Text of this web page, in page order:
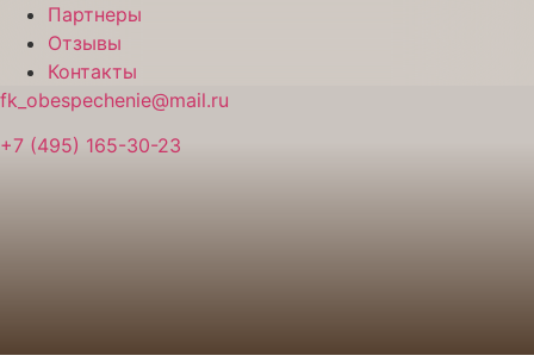
Партнеры
Отзывы
Контакты
fk_obespechenie@mail.ru
+7 (495) 165-30-23